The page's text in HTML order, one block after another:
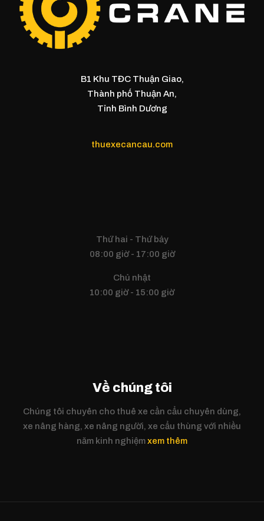
B1 Khu TĐC Thuận Giao,
Thành phố Thuận An,
Tỉnh Bình Dương
thuexecancau.com
Thứ hai - Thứ bảy
08:00 giờ - 17:00 giờ
Chủ nhật
10:00 giờ - 15:00 giờ
Về chúng tôi
Chúng tôi chuyên cho thuê xe cần cẩu chuyên dùng,
xe nâng hàng, xe nâng người, xe cẩu thùng với nhiều
năm kinh nghiệmxem thêm